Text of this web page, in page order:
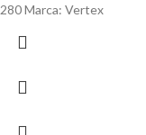
280 Marca: Vertex